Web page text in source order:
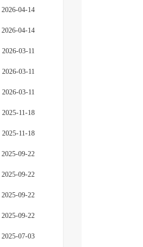
2026-04-14
2026-04-14
2026-03-11
2026-03-11
2026-03-11
2025-11-18
2025-11-18
2025-09-22
2025-09-22
2025-09-22
2025-09-22
2025-07-03